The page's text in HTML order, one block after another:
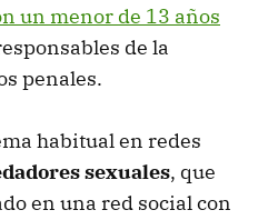
un menor de 13 años
de la
penales.
habitual en redes
sexuales, que
en una red social con